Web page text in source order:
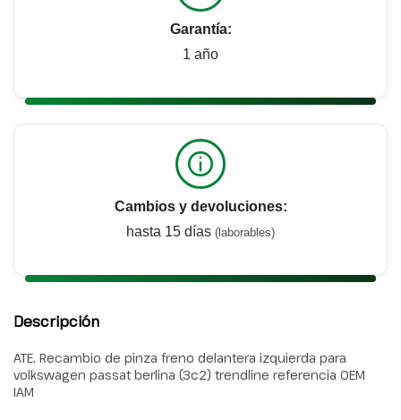
Garantía:
1 año
Cambios y devoluciones:
hasta 15 días (laborables)
Descripción
ATE. Recambio de pinza freno delantera izquierda para
volkswagen passat berlina (3c2) trendline referencia OEM
IAM